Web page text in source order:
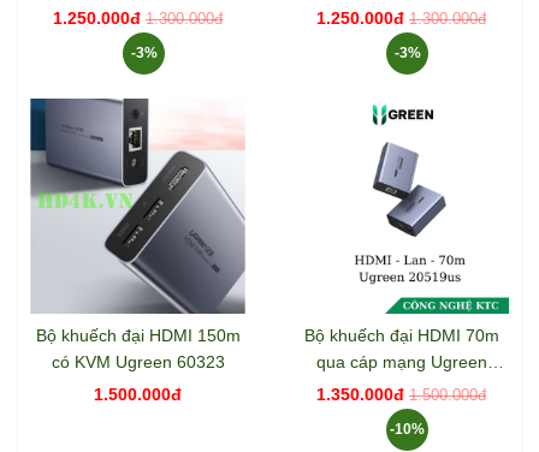
Ugreen 80962
1.250.000đ 1.300.000đ
-3%
Ugreen 80961
1.250.000đ 1.300.000đ
-3%
Bộ khuếch đại HDMI 150m
có KVM Ugreen 60323
1.500.000đ
Bộ khuếch đại HDMI 70m
qua cáp mạng Ugreen
20519
1.350.000đ 1.500.000đ
-10%